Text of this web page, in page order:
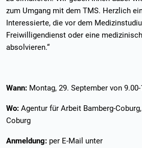
zum Umgang mit dem TMS. Herzlich
Interessierte, die vor dem
Freiwilligendienst oder eine
absolvieren.“
Wann: Montag, 29. September von
Wo: Agentur für Arbeit Bamberg-
Coburg
Anmeldung: per E-Mail unter